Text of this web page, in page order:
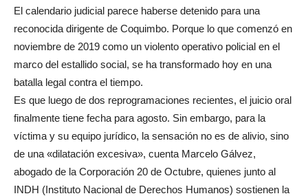
El calendario judicial parece haberse detenido para una
reconocida dirigente de Coquimbo. Porque lo que comenzó en
noviembre de 2019 como un violento operativo policial en el
marco del estallido social, se ha transformado hoy en una
batalla legal contra el tiempo.
Es que luego de dos reprogramaciones recientes, el juicio oral
finalmente tiene fecha para agosto. Sin embargo, para la
víctima y su equipo jurídico, la sensación no es de alivio, sino
de una «dilatación excesiva», cuenta Marcelo Gálvez,
abogado de la Corporación 20 de Octubre, quienes junto al
INDH (Instituto Nacional de Derechos Humanos) sostienen la